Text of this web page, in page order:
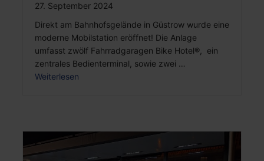
27. September 2024
Direkt am Bahnhofsgelände in Güstrow wurde eine
moderne Mobilstation eröffnet! Die Anlage
umfasst zwölf Fahrradgaragen Bike Hotel®, ein
zentrales Bedienterminal, sowie zwei …
Weiterlesen